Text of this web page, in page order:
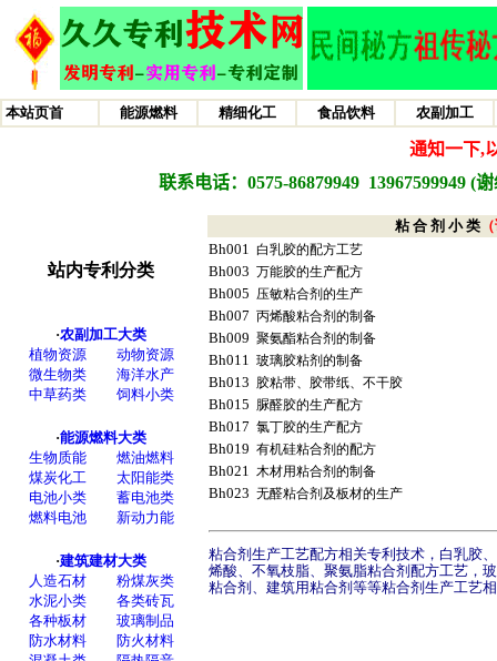
粘 合 剂 小 类
Bh001 白乳胶的配方工艺
Bh003 万能胶的生产配方
Bh005 压敏粘合剂的生产
Bh007 丙烯酸粘合剂的制备
Bh009 聚氨酯粘合剂的制备
Bh011 玻璃胶粘剂的制备
Bh013 胶粘带、胶带纸、不干胶
Bh015 脲醛胶的生产配方
Bh017 氯丁胶的生产配方
Bh019 有机硅粘合剂的配方
Bh021 木材用粘合剂的制备
Bh023 无醛粘合剂及板材的生产
粘合剂生产工艺配方相关专利技术，白乳胶
烯酸、不氧枝脂、聚氨脂粘合剂配方工艺，
粘合剂、建筑用粘合剂等等粘合剂生产工艺